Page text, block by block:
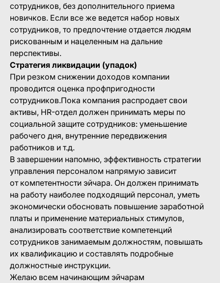
сотрудников, без дополнительного приема
новичков. Если все же ведется набор новых
сотрудников, то предпочтение отдается людям
рискованным и нацеленным на дальние
перспективы.
Стратегия ликвидации (упадок)
При резком снижении доходов компании
проводится оценка профпригодности
сотрудников.Пока компания распродает свои
активы, HR-отдел должен принимать меры по
социальной защите сотрудников: уменьшение
рабочего дня, внутренние передвижения
работников и т.д.
В завершении напомню, эффективность стратегии
управления персоналом напрямую зависит
от компетентности эйчара. Он должен принимать
на работу наиболее подходящий персонал, уметь
экономически обосновать повышение заработной
платы и применение материальных стимулов,
анализировать соответствие компетенций
сотрудников занимаемым должностям, повышать
их квалификацию и составлять подробные
должностные инструкции.
Желаю всем начинающим эйчарам